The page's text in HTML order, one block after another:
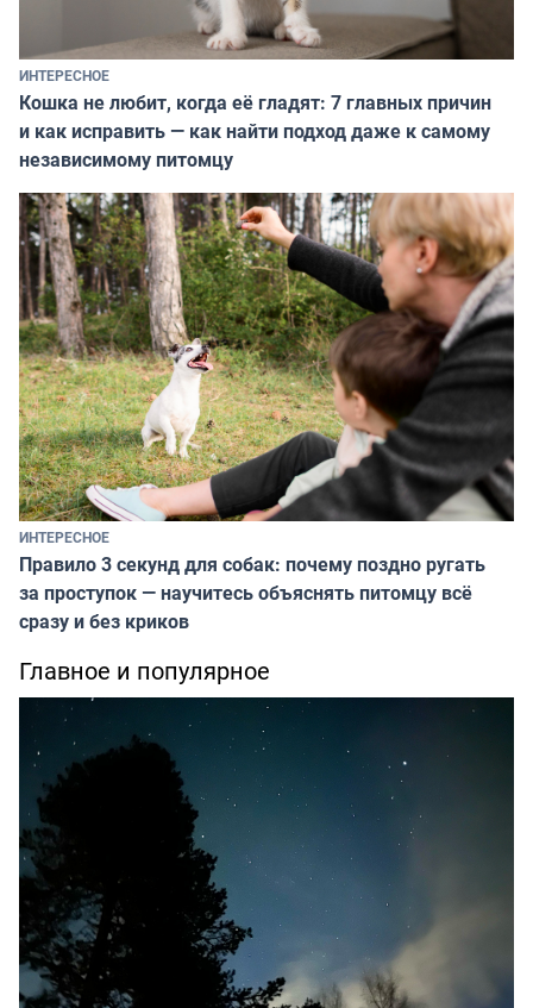
ИНТЕРЕСНОЕ
Кошка не любит, когда её гладят: 7 главных причин
и как исправить — как найти подход даже к самому
независимому питомцу
ИНТЕРЕСНОЕ
Правило 3 секунд для собак: почему поздно ругать
за проступок — научитесь объяснять питомцу всё
сразу и без криков
Главное и популярное